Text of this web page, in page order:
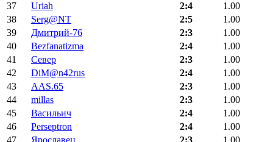
37
Uriah 2:4
1.00
38
Serg@NT 2:5
1.00
39
Дмитрий-76 2:3
1.00
40
Bezfanatizma 2:4
1.00
41
Север 2:3
1.00
42
DiM@n42rus 2:4
1.00
43
AAS.65 2:3
1.00
44
millas 2:3
1.00
45
Васильич 2:4
1.00
46
Perseptron 2:4
1.00